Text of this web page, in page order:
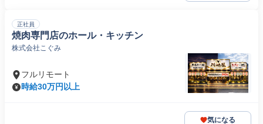
正社員
焼肉専門店のホール・キッチン
株式会社こぐみ
フルリモート
時給30万円以上
気になる